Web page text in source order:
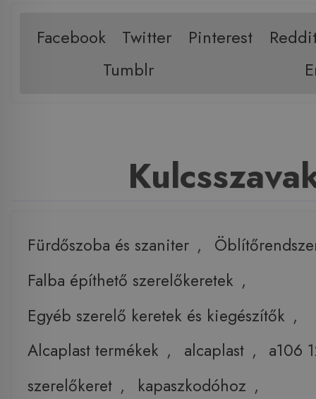
Facebook Twitter Pinterest
Tumblr
Fürdőszoba és szaniter ,
Falba építhető szerelőkeretek ,
Egyéb szerelő keretek és kiegészítők ,
Alcaplast termékek , alcaplast , a106
szerelőkeret , kapaszkodóhoz ,